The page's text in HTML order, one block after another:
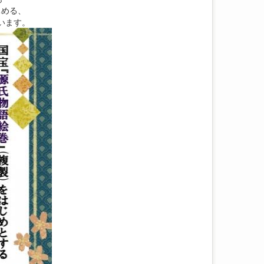
る、
す。